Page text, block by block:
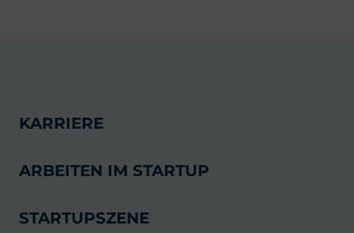
KARRIERE
ARBEITEN IM STARTUP
STARTUPSZENE